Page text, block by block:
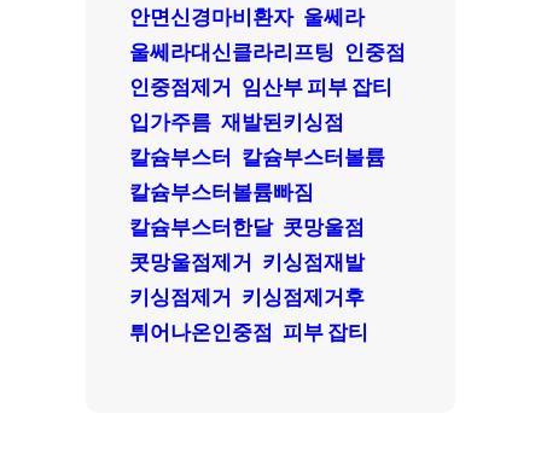
안면신경마비환자 울쎄라
울쎄라대신클라리프팅 인중점
인중점제거 임산부 피부 잡티
입가주름 재발된키싱점
칼슘부스터 칼슘부스터볼륨
칼슘부스터볼륨빠짐
칼슘부스터한달 콧망울점
콧망울점제거 키싱점재발
키싱점제거 키싱점제거후
튀어나온인중점 피부 잡티